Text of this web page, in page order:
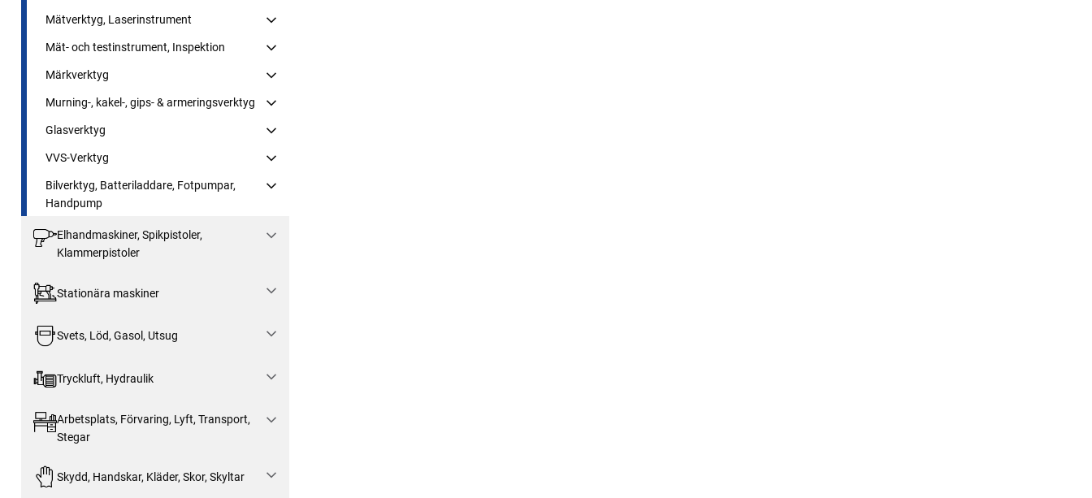
Mätverktyg, Laserinstrument
Mät- och testinstrument, Inspektion
Märkverktyg
Murning-, kakel-, gips- & armeringsverktyg
Glasverktyg
VVS-Verktyg
Bilverktyg, Batteriladdare, Fotpumpar,
Handpump
Elhandmaskiner, Spikpistoler,
Klammerpistoler
Stationära maskiner
Svets, Löd, Gasol, Utsug
Tryckluft, Hydraulik
Arbetsplats, Förvaring, Lyft, Transport,
Stegar
Skydd, Handskar, Kläder, Skor, Skyltar